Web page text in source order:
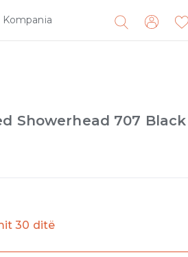
Kompania
Search
for:
Showerhead 707
30 ditë